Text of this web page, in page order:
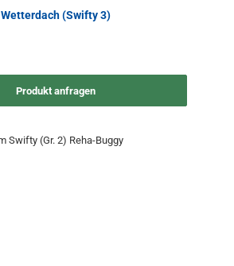
Wetterdach (Swifty 3)
Produkt anfragen